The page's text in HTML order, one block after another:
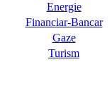
Energie
Financiar-Bancar
Gaze
Turism